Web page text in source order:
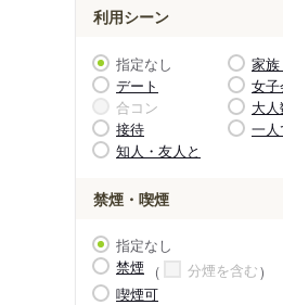
利用シーン
指定なし
家族
デート
女子
合コン
大
接待
一
知人・友人と
禁煙・喫煙
指定なし
禁煙
分煙を含む
喫煙可